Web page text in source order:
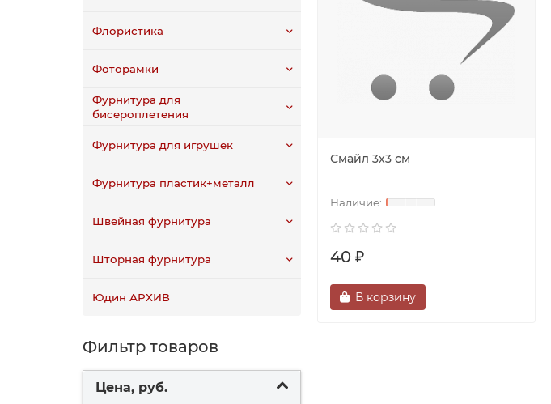
Флористика
Фоторамки
Фурнитура для
бисероплетения
Фурнитура для игрушек
Фурнитура пластик+металл
Швейная фурнитура
Шторная фурнитура
Юдин АРХИВ
Фильтр товаров
Цена, руб.
Смайл 3х3 см
40 ₽
В корзину